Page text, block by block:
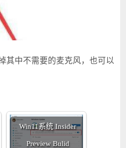
中不需要的麦克风，也可以
Win11系统 Insider
Preview Bulid